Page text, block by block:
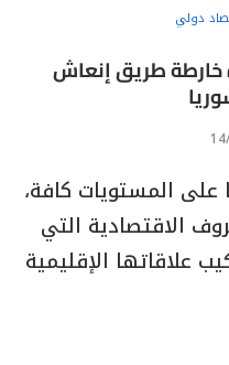
دولي
خارطة طريق إنعاش
المستويات كافة،
الاقتصادية التي
علاقاتها الإقليمية